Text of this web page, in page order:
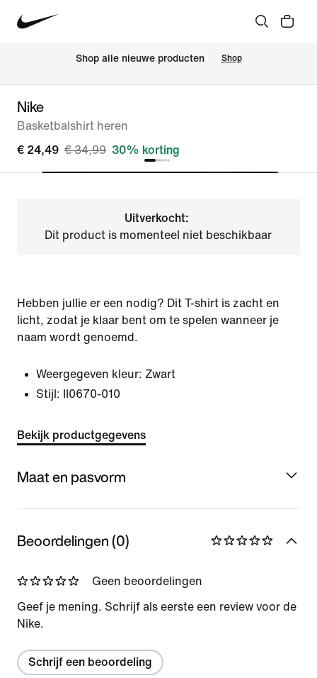
Shop alle nieuwe producten Shop
Nike
Basketbalshirt heren
€ 24,49 € 34,99 30% korting
Uitverkocht:
Dit product is momenteel niet beschikbaar
Hebben jullie er een nodig? Dit T-shirt is zacht en
licht, zodat je klaar bent om te spelen wanneer je
naam wordt genoemd.
Weergegeven kleur: Zwart
Stijl:
II0670-010
Bekijk productgegevens
Maat en pasvorm
Beoordelingen (0)
Geen beoordelingen
Geef je mening. Schrijf als eerste een review voor de
Nike.
Schrijf een beoordeling